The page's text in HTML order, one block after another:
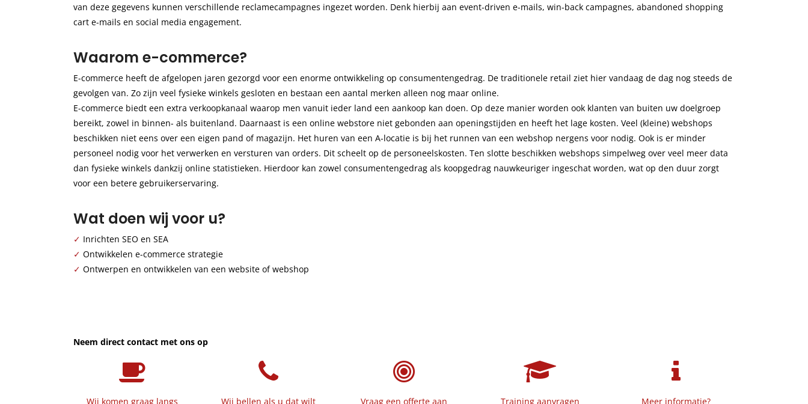
van deze gegevens kunnen verschillende reclamecampagnes ingezet worden. Denk hierbij aan event-driven e-mails, win-back campagnes, abandoned shopping
cart e-mails en social media engagement.
Waarom e-commerce?
E-commerce heeft de afgelopen jaren gezorgd voor een enorme ontwikkeling op consumentengedrag. De traditionele retail ziet hier vandaag de dag nog steeds de
gevolgen van. Zo zijn veel fysieke winkels gesloten en bestaan een aantal merken alleen nog maar online.
E-commerce biedt een extra verkoopkanaal waarop men vanuit ieder land een aankoop kan doen. Op deze manier worden ook klanten van buiten uw doelgroep
bereikt, zowel in binnen- als buitenland. Daarnaast is een online webstore niet gebonden aan openingstijden en heeft het lage kosten. Veel (kleine) webshops
beschikken niet eens over een eigen pand of magazijn. Het huren van een A-locatie is bij het runnen van een webshop nergens voor nodig. Ook is er minder
personeel nodig voor het verwerken en versturen van orders. Dit scheelt op de personeelskosten. Ten slotte beschikken webshops simpelweg over veel meer data
dan fysieke winkels dankzij online statistieken. Hierdoor kan zowel consumentengedrag als koopgedrag nauwkeuriger ingeschat worden, wat op den duur zorgt
voor een betere gebruikerservaring.
Wat doen wij voor u?
✓ Inrichten SEO en SEA
✓ Ontwikkelen e-commerce strategie
✓ Ontwerpen en ontwikkelen van een website of webshop
Neem direct contact met ons op
Wij komen graag langs Wij bellen als u dat wilt Vraag een offerte aan Training aanvragen Meer informatie?